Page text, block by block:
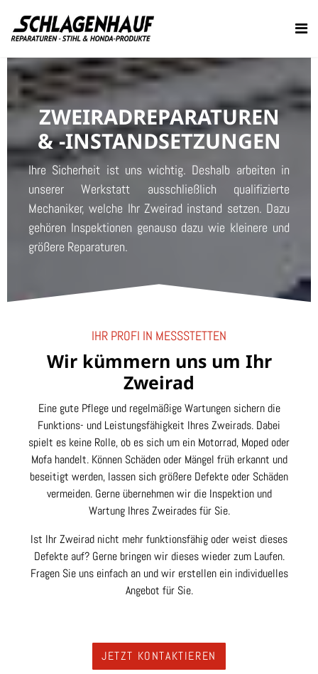
ZWEIRADREPARATUREN
& -INSTANDSETZUNGEN
Ihre Sicherheit ist uns wichtig. Deshalb arbeiten in
unserer Werkstatt ausschließlich qualifizierte
Mechaniker, welche Ihr Zweirad instand setzen. Dazu
gehören Inspektionen genauso dazu wie kleinere und
größere Reparaturen.
IHR PROFI IN MESSSTETTEN
Wir kümmern uns um Ihr
Zweirad
Eine gute Pflege und regelmäßige Wartungen sichern die
Funktions- und Leistungsfähigkeit Ihres Zweirads. Dabei
spielt es keine Rolle, ob es sich um ein Motorrad, Moped oder
Mofa handelt. Können Schäden oder Mängel früh erkannt und
beseitigt werden, lassen sich größere Defekte oder Schäden
vermeiden. Gerne übernehmen wir die Inspektion und
Wartung Ihres Zweirades für Sie.
Ist Ihr Zweirad nicht mehr funktionsfähig oder weist dieses
Defekte auf? Gerne bringen wir dieses wieder zum Laufen.
Fragen Sie uns einfach an und wir erstellen ein individuelles
Angebot für Sie.
JETZT KONTAKTIEREN